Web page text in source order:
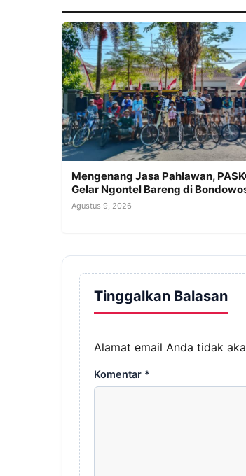
Mengenang Jasa Pahlawan,
Gelar Ngontel Bareng di
Agustus 9, 2026
Tinggalkan Balasan
Alamat email Anda tidak
Komentar *